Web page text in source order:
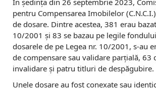
În ședința din 26 septembrie 2023,
pentru Compensarea Imobilelor
de dosare. Dintre acestea, 381 erau
10/2001 și 83 se bazau pe legile
dosarele de pe Legea nr. 10/2001, s-au
de compensare sau validare parțială, 63
invalidare și patru titluri de despăgubire.
Unele dosare au fost conexate sau